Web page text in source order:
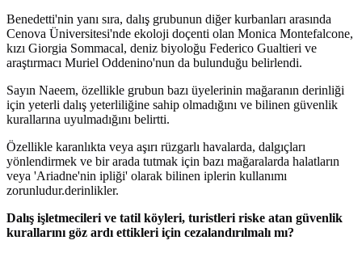
Benedetti'nin yanı sıra, dalış grubunun diğer kurbanları arasında
Cenova Üniversitesi'nde ekoloji doçenti olan Monica Montefalcone,
kızı Giorgia Sommacal, deniz biyoloğu Federico Gualtieri ve
araştırmacı Muriel Oddenino'nun da bulunduğu belirlendi.
Sayın Naeem, özellikle grubun bazı üyelerinin mağaranın derinliği
için yeterli dalış yeterliliğine sahip olmadığını ve bilinen güvenlik
kurallarına uyulmadığını belirtti.
Özellikle karanlıkta veya aşırı rüzgarlı havalarda, dalgıçları
yönlendirmek ve bir arada tutmak için bazı mağaralarda halatların
veya 'Ariadne'nin ipliği' olarak bilinen iplerin kullanımı
zorunludur.derinlikler.
Dalış işletmecileri ve tatil köyleri, turistleri riske atan güvenlik
kurallarını göz ardı ettikleri için cezalandırılmalı mı?